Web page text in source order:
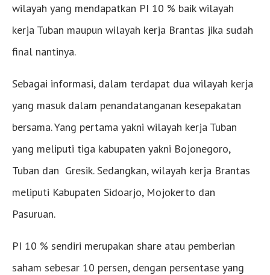
wilayah yang mendapatkan PI 10 % baik wilayah
kerja Tuban maupun wilayah kerja Brantas jika sudah
final nantinya.
Sebagai informasi, dalam terdapat dua wilayah kerja
yang masuk dalam penandatanganan kesepakatan
bersama. Yang pertama yakni wilayah kerja Tuban
yang meliputi tiga kabupaten yakni Bojonegoro,
Tuban dan Gresik. Sedangkan, wilayah kerja Brantas
meliputi Kabupaten Sidoarjo, Mojokerto dan
Pasuruan.
PI 10 % sendiri merupakan share atau pemberian
saham sebesar 10 persen, dengan persentase yang